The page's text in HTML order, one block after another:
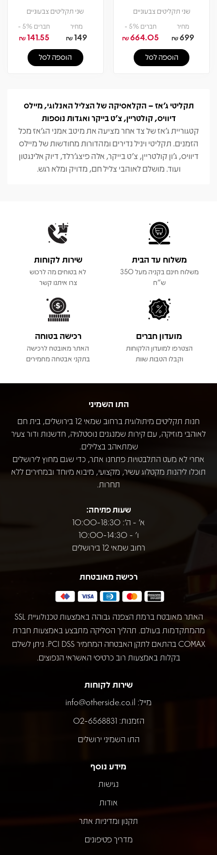
שני תקליטים צבעוניים
מחיר
699
₪
חברים 5% -
664.05
₪
הוספה לסל
שני תקליטים צבעוניים
מחיר
149
₪
חברים 5% -
141.55
₪
הוספה לסל
תקליטי ג’אז – הקלאסיקה של הצליל האנלוגי, מיילס
דיוויס, קולטריין, צ’ט בייקר ואגדות נוספות
קטגוריית ג’אז של צד אחר מציעה את מיטב אמני הג’אז מכל
הזמנים. תקליטי ויניל נדירים ומהדורות מחודשות של מיילס
דיוויס, ג’ון קולטריין, צ’ט בייקר, אלה פיצג'רלד, דיוק אלינגטון
ועוד. מושלם לאוהבי צליל חם, מדויק ומלא רגש.
משלוח עד הבית
משלוח חינם בקניה מעל 350
ש"ח
שירות לקוחות
לא בטוחים מה לרכוש
צרו איתנו קשר
מועדון חברים
הצטרפו למועדון הלקוחות
וקבלו הטבות שוות
רכישה בטוחה
האתר מאובטח לרכישה
בתקני אבטחה מחמירים
התו השמיני
חנות תקליטים מיתולוגית ברחוב שמאי 12 בירושלים, בית חם
לאוהבי מוזיקה, עם קירות שמנגנים נוסטלגיה, חדשנות ודור צעיר
שמתאהב בצלילים.
אחרי לא מעט התלבטויות פתחנו אתר, כדי שגם מחוץ לירושלים
תוכלו ליהנות מקטלוג עשיר, מקצועי, מיבוא מיוחד ובמחירים ללא
תחרות.
שעות פתיחה:
א' - ה': 10:00-18:30
ו' - 10:00-14:30
רחוב שמאי 12 בירושלים
רכישה מאובטחת
האתר מאובטח ברמת הצפנה גבוהה באמצעות טכנולוגיית SSL
מהמתקדמות בעולם. תהליך הסליקה מתבצע באמצעות חברת
COMAX בהתאם לתקן האבטחה המחמיר PCI DSS. ניתן לשלם
בקלות באמצעות רוב כרטיסי האשראי הנפוצים.
שירות לקוחות
מייל: info@otherside.co.il
הזמנות: 02-6568831
התו השמיני ירושלים
מידע נוסף
נגישות
אודות
תקנון ומדיניות אתר
מדריך פטיפונים